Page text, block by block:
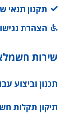
תקנון תנאי
הצהרת
שירות
תכנון וביצוע
תיקון תקלות